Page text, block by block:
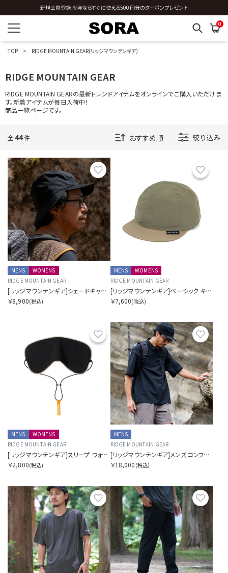
全国送料0円 ※3,980円以上のご購入時
0
TOP RIDGE MOUNTAIN GEAR(リッジマウンテンギア)
RIDGE MOUNTAIN GEAR
RIDGE MOUNTAIN GEARの最新トレンドアイテムをオンラインでご購入いただけま
す。新着アイテムが毎日入荷中！
商品一覧ページです。
全44件 絞り込み
お気に入り
MENS
WOMENS
RIDGE MOUNTAIN GEAR
[リッジマウンテンギア]シェードキャップ
￥8,900(税込)
MENS
WOMENS
RIDGE MOUNTAIN GEAR
[リッジマウンテンギア]ベーシック キャップ バイカラー
￥7,600(税込)
お気に入り
MENS
WOMENS
RIDGE MOUNTAIN GEAR
[リッジマウンテンギア]スリープ ウォーム
￥2,800(税込)
お気
MENS
RIDGE MOUNTAIN GEAR
[リッジマウンテンギア]メンズ コンフィー プルオーバー ショート スリーブ シャツ
￥18,000 (税込)
お気に入り